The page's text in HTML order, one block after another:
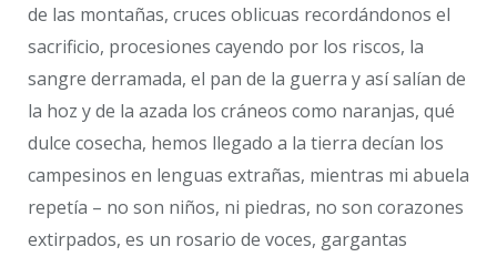
de las montañas, cruces oblicuas recordándonos el
sacrificio, procesiones cayendo por los riscos, la
sangre derramada, el pan de la guerra y así salían de
la hoz y de la azada los cráneos como naranjas, qué
dulce cosecha, hemos llegado a la tierra decían los
campesinos en lenguas extrañas, mientras mi abuela
repetía – no son niños, ni piedras, no son corazones
extirpados, es un rosario de voces, gargantas